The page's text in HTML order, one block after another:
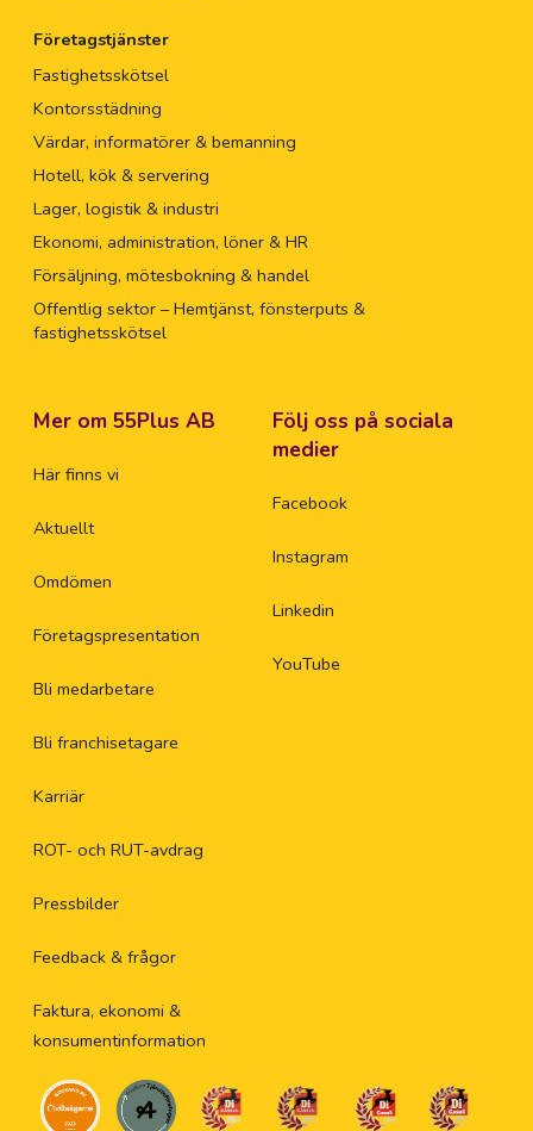
Företagstjänster
Fastighetsskötsel
Kontorsstädning
Värdar, informatörer & bemanning
Hotell, kök & servering
Lager, logistik & industri
Ekonomi, administration, löner & HR
Försäljning, mötesbokning & handel
Offentlig sektor – Hemtjänst, fönsterputs &
fastighetsskötsel
Mer om 55Plus AB
Här finns vi
Aktuellt
Omdömen
Företagspresentation
Bli medarbetare
Bli franchisetagare
Karriär
ROT- och RUT-avdrag
Pressbilder
Feedback & frågor
Faktura, ekonomi &
konsumentinformation
Följ oss på sociala
medier
Facebook
Instagram
Linkedin
YouTube